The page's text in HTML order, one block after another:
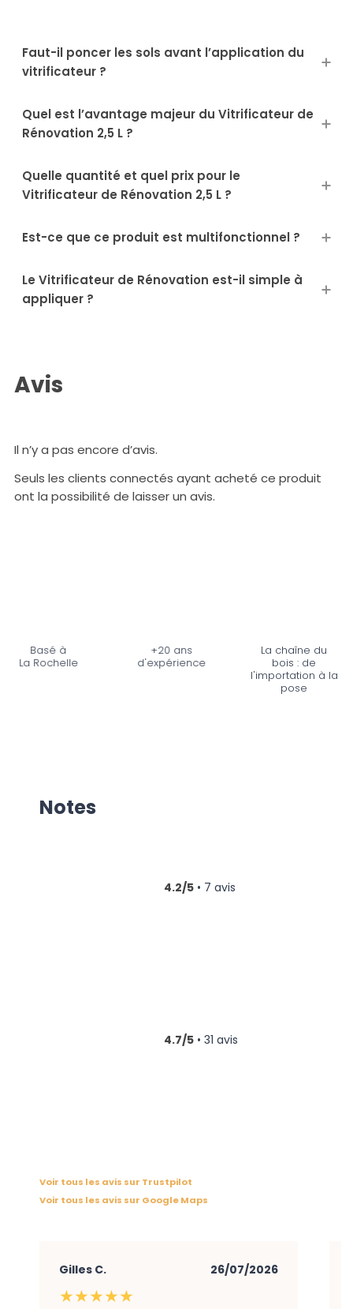
Faut-il poncer les sols avant l’application du
vitrificateur ?
Quel est l’avantage majeur du Vitrificateur de
Rénovation 2,5 L ?
Quelle quantité et quel prix pour le
Vitrificateur de Rénovation 2,5 L ?
Est-ce que ce produit est multifonctionnel ?
Le Vitrificateur de Rénovation est-il simple à
appliquer ?
Avis
Il n’y a pas encore d’avis.
Seuls les clients connectés ayant acheté ce produit
ont la possibilité de laisser un avis.
Basé à
La Rochelle
+20 ans
d'expérience
La chaîne du
bois : de
l'importation à la
pose
Notes
4.2/5 • 7 avis
4.7/5 • 31 avis
Voir tous les avis sur Trustpilot
Voir tous les avis sur Google Maps
Gilles C. 26/07/2026
★★★★★